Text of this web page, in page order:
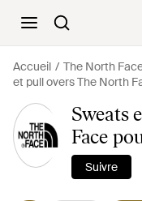
Accueil The North
et pull overs The North
Sweats
Face
Suivre